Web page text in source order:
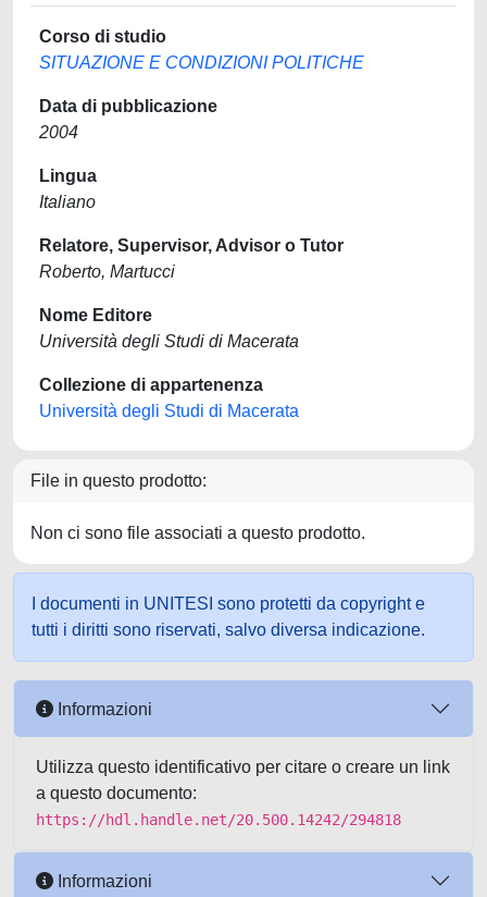
Corso di studio
SITUAZIONE E CONDIZIONI POLITICHE
Data di pubblicazione
2004
Lingua
Italiano
Relatore, Supervisor, Advisor o Tutor
Roberto, Martucci
Nome Editore
Università degli Studi di Macerata
Collezione di appartenenza
Università degli Studi di Macerata
File in questo prodotto:
Non ci sono file associati a questo prodotto.
I documenti in UNITESI sono protetti da copyright e
tutti i diritti sono riservati, salvo diversa indicazione.
Informazioni
Utilizza questo identificativo per citare o creare un link
a questo documento:
https://hdl.handle.net/20.500.14242/294818
Informazioni